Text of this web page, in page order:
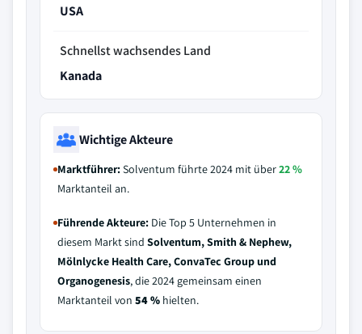
USA
Schnellst wachsendes Land
Kanada
Wichtige Akteure
Marktführer:Solventum führte 2024 mit über22 %
Marktanteil an.
Führende Akteure: Die Top 5 Unternehmen in
diesem Markt sind Solventum, Smith & Nephew,
Mölnlycke Health Care, ConvaTec Group und
Organogenesis, die 2024 gemeinsam einen
Marktanteil von 54 % hielten.